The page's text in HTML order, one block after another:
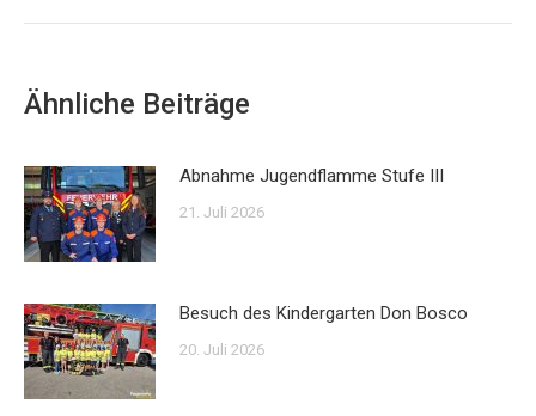
Ähnliche Beiträge
Abnahme Jugendflamme Stufe III
21. Juli 2026
Besuch des Kindergarten Don Bosco
20. Juli 2026